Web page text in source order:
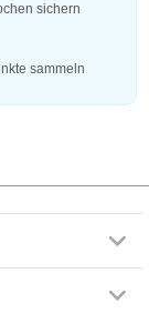
sichern
sammeln